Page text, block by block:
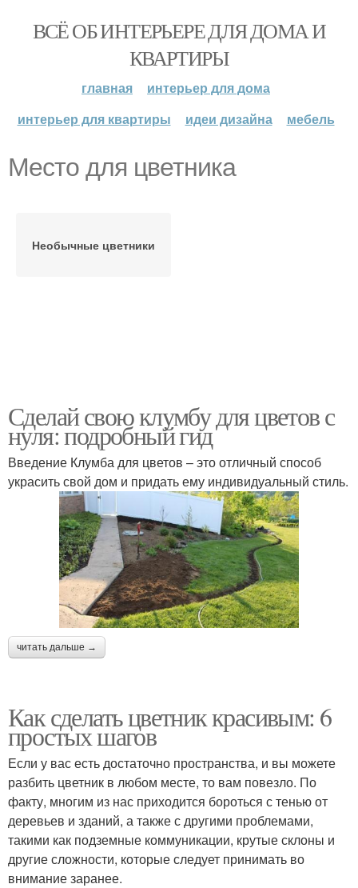
ВСЁ ОБ ИНТЕРЬЕРЕ ДЛЯ ДОМА И
КВАРТИРЫ
главная
интерьер для дома
интерьер для квартиры
идеи дизайна мебель
Место для цветника
Необычные цветники
Сделай свою клумбу для цветов с
нуля: подробный гид
Введение Клумба для цветов – это отличный способ
украсить свой дом и придать ему индивидуальный стиль.
читать дальше →
Как сделать цветник красивым: 6
простых шагов
Если у вас есть достаточно пространства, и вы можете
разбить цветник в любом месте, то вам повезло. По
факту, многим из нас приходится бороться с тенью от
деревьев и зданий, а также с другими проблемами,
такими как подземные коммуникации, крутые склоны и
другие сложности, которые следует принимать во
внимание заранее.